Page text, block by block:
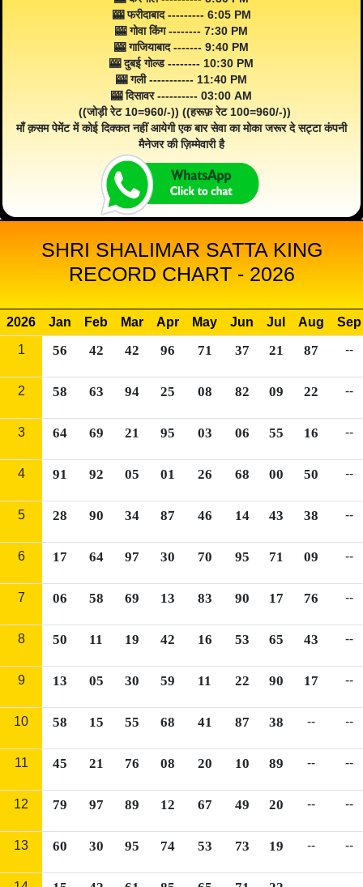
🎰 फरीदाबाद --------- 6:05 PM
🎰 गोवा किंग -------- 7:30 PM
🎰 गाजियाबाद ------- 9:40 PM
🎰 दुबई गोल्ड -------- 10:30 PM
🎰 गली ----------- 11:40 PM
🎰 दिसावर ---------- 03:00 AM
((जोड़ी रेट 10=960/-)) ((हरूफ़ रेट 100=960/-))
माँ क़सम पेमेंट में कोई दिक्कत नहीं आयेगी एक बार सेवा का मोका जरूर दे सट्टा कंपनी
मैनेजर की ज़िम्मेवारी है
SHRI SHALIMAR SATTA KING
RECORD CHART - 2026
2026 Jan Feb Mar Apr May Jun Jul Aug
Sep
1
56 42 42 96 71 37 21 87 --
2 58 63 94 25 08 82 09 22 --
3 64 69 21 95 03 06 55 16 --
4 91 92 05 01 26 68 00 50 --
5 28 90 34 87 46 14 43 38 --
6 17 64 97 30 70 95 71 09 --
7 06 58 69 13 83 90 17 76 --
8 50 11 19 42 16 53 65 43 --
9 13 05 30 59 11 22 90 17 --
10 58 15 55 68 41 87 38 -- --
11 45 21 76 08 20 10 89 -- --
12 79 97 89 12 67 49 20 -- --
13 60 30 95 74 53 73 19 -- --